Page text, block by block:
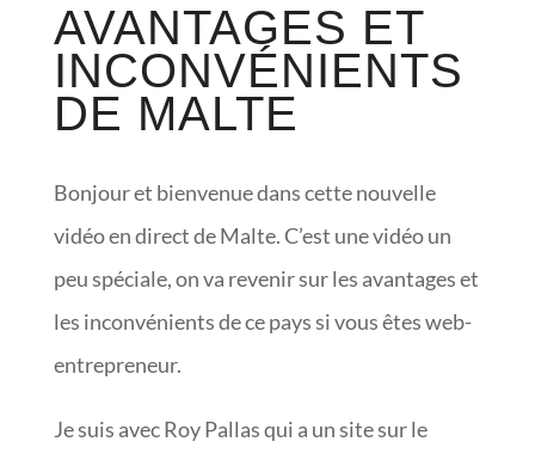
AVANTAGES ET
INCONVÉNIENTS
DE MALTE
Bonjour et bienvenue dans cette nouvelle
vidéo en direct de Malte. C’est une vidéo un
peu spéciale, on va revenir sur les avantages et
les inconvénients de ce pays si vous êtes web-
entrepreneur.
Je suis avec Roy Pallas qui a un site sur le